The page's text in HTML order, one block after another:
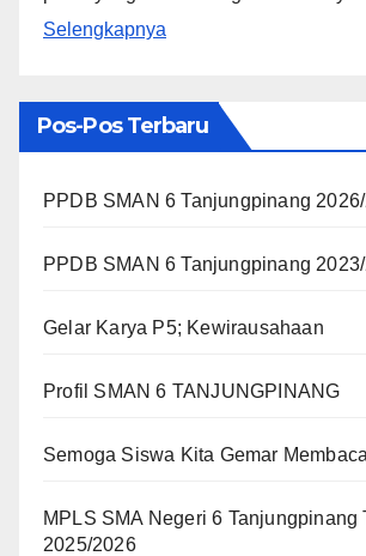
Selengkapnya
Pos-Pos Terbaru
PPDB SMAN 6 Tanjungpinang
PPDB SMAN 6 Tanjungpinang
Gelar Karya P5; Kewirausahaan
Profil SMAN 6 TANJUNGPINANG
Semoga Siswa Kita Gemar
MPLS SMA Negeri 6 Tanjungpinang
2025/2026